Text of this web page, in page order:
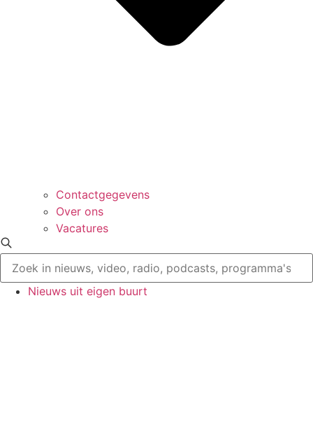
Contactgegevens
Over ons
Vacatures
Nieuws uit eigen buurt